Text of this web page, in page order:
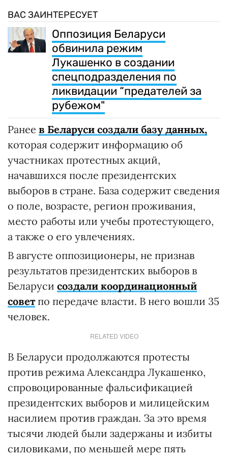
ВАС ЗАИНТЕРЕСУЕТ
Оппозиция Беларуси
обвинила режим
Лукашенко в создании
спецподразделения по
ликвидации “предателей за
рубежом"
Ранее в Беларуси создали базу данных,
которая содержит информацию об
участниках протестных акций,
начавшихся после президентских
выборов в стране. База содержит сведения
о поле, возрасте, регион проживания,
место работы или учебы протестующего,
а также о его увлечениях.
В августе оппозиционеры, не признав
результатов президентских выборов в
Беларуси создали координационный
советпо передаче власти. В него вошли 35
человек.
RELATED VIDEO
В Беларуси продолжаются протесты
против режима Александра Лукашенко,
спровоцированные фальсификацией
президентских выборов и милицейским
насилием против граждан. За это время
тысячи людей были задержаны и избиты
силовиками, по меньшей мере пять